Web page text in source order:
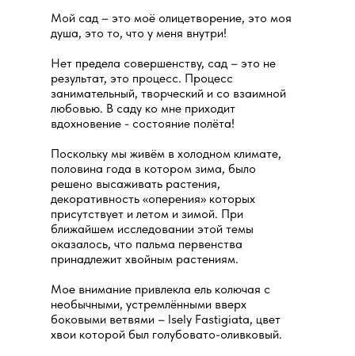
Мой сад – это моё олицетворение, это моя
душа, это то, что у меня внутри!
Нет предела совершенству, сад – это не
результат, это процесс. Процесс
занимательный, творческий и со взаимной
любовью. В саду ко мне приходит
вдохновение - состояние полёта!
Поскольку мы живём в холодном климате,
половина года в котором зима, было
решено высаживать растения,
декоративность «оперения» которых
присутствует и летом и зимой. При
ближайшем исследовании этой темы
оказалось, что пальма первенства
принадлежит хвойным растениям.
Мое внимание привлекла ель колючая с
необычными, устремлёнными вверх
боковыми ветвями – Isely Fastigiata, цвет
хвои которой был голубовато-оливковый.